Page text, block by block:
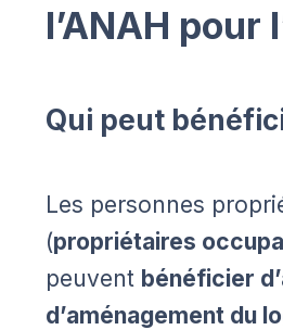
l’ANAH pour
Qui peut
Les personnes
(propriétaires
peuvent bénéficier
d’aménagement du